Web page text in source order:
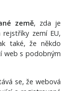
země, zda je
zemí EU,
také, že někdo
web s podobným
se, že webová